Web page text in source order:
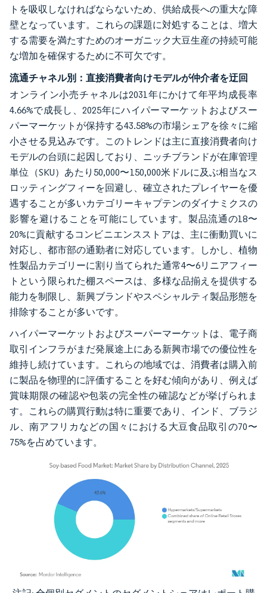
トを吸収しなければならないため、供給成長への重大な障
壁となっています。これらの課題に対処することは、増大
する需要を満たすためのオーガニック大豆生産の持続可能
な増加を確保するために不可欠です。
流通チャネル別：直接消費者向けモデルが仲介者を迂回
オンライン小売チャネルは2031年にかけて年平均成長率
4.66%で成長し、2025年にハイパーマーケットおよびスー
パーマーケットが保持する43.58%の市場シェアを徐々に縮
小させる見込みです。このトレンドは主に直接消費者向け
モデルの台頭に起因しており、ニッチブランドが在庫管理
単位（SKU）あたり50,000〜150,000米ドルに及ぶ相当なス
ロッティングフィーを回避し、確立されたプレイヤーを優
遇することが多いカテゴリーキャプテンのダイナミクスの
影響を避けることを可能にしています。製品流通の18〜
20%に貢献するコンビニエンスストアは、主に衝動買いに
対応し、都市部の通勤者に対応しています。しかし、植物
性製品カテゴリーに割り当てられた通常4〜6リニアフィー
トという限られた棚スペースは、多様な品揃えを提供する
能力を制限し、新興ブランドやスペシャルティ製品形態を
排除することが多いです。
ハイパーマーケットおよびスーパーマーケットは、電子商
取引インフラがまだ発展途上にある新興市場での優位性を
維持し続けています。これらの地域では、消費者は購入前
に製品を物理的に評価することを好む傾向があり、例えば
賞味期限の確認や包装の完全性の確認などが挙げられま
す。これらの購買行動は特に重要であり、インド、ブラジ
ル、南アフリカなどの国々における大豆食品取引の70〜
75%を占めています。